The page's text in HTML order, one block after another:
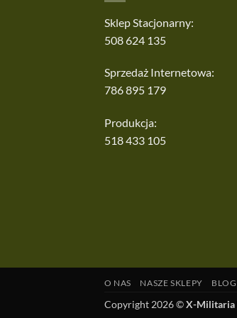
Sklep Stacjonarny:
508 624 135
Sprzedaż Internetowa:
786 895 179
Produkcja:
518 433 105
O NAS NASZE SKLEPY BLOG
Copyright 2026 ©X-Militaria